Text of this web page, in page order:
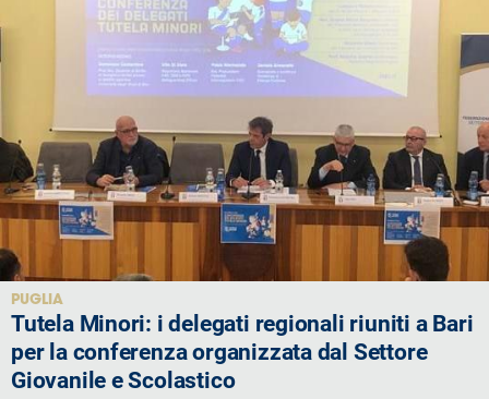
PUGLIA
Tutela Minori: i delegati regionali riuniti a Bari
per la conferenza organizzata dal Settore
Giovanile e Scolastico